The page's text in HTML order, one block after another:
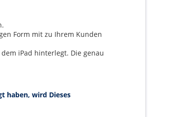
Form mit zu Ihrem Kunden
iPad hinterlegt. Die genau
haben, wird Dieses